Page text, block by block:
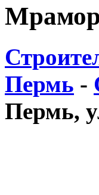
Пермь -
Пермь,